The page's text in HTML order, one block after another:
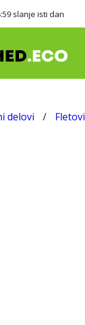
slanje isti dan
delovi / Fletovi